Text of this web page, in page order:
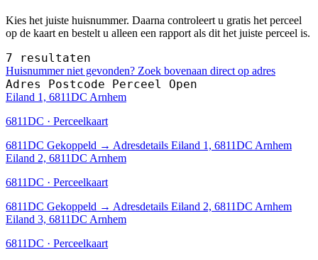
Kies het juiste huisnummer. Daarna controleert u gratis het perceel
op de kaart en bestelt u alleen een rapport als dit het juiste perceel is.
7 resultaten
Huisnummer niet gevonden? Zoek bovenaan direct op adres
Adres Postcode Perceel Open
Eiland 1, 6811DC Arnhem
6811DC · Perceelkaart
6811DC Gekoppeld → Adresdetails Eiland 1, 6811DC Arnhem
Eiland 2, 6811DC Arnhem
6811DC · Perceelkaart
6811DC Gekoppeld → Adresdetails Eiland 2, 6811DC Arnhem
Eiland 3, 6811DC Arnhem
6811DC · Perceelkaart